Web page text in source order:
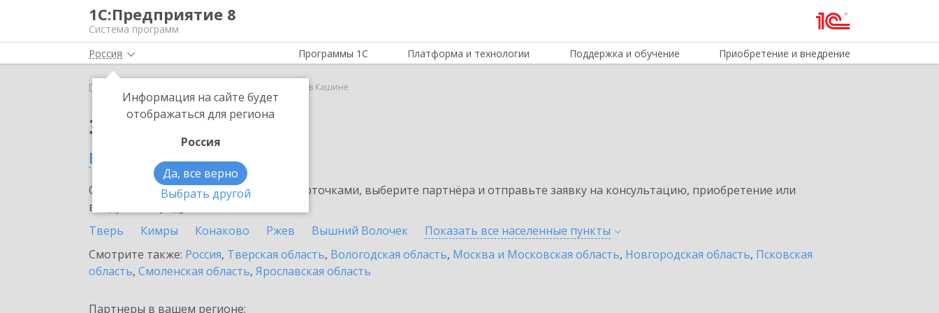
1С:Предприятие 8
Система программ
Россия
Информация на сайте будет
отображаться для региона
Россия
Да, все верно
Выбрать другой
Программы 1С Платформа и технологии Поддержка и обучение Приобретение и внедрение
Главная 1С:Лизинг в Кашине
Заказать 1С:Лизинг
в Кашине
Ознакомьтесь с информационными карточками, выберите партнёра и отправьте заявку на консультацию, приобретение или
внедрение продукта.
Тверь
Кимры Конаково Ржев Вышний Волочек Показать все населенные пункты
Смотрите также: Россия, Тверская область, Вологодская область, Москва и Московская область, Новгородская область, Псковская
область, Смоленская область, Ярославская область
Партнеры в вашем регионе: